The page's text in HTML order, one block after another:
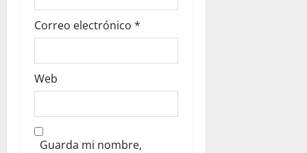
a
s
Correo electrónico *
Web
Guarda mi nombre,